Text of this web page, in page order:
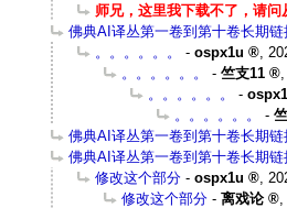
师兄，这里我下载不了，请问
佛典AI译丛第一卷到第十卷长期
。。。。。。
- ospx1u
。。。。。。
- 竺支11
。。。。。。
-
。。。。。。
-
佛典AI译丛第一卷到第十卷长期
佛典AI译丛第一卷到第十卷长期
修改这个部分 - ospx1u
修改这个部分 - 离戏论